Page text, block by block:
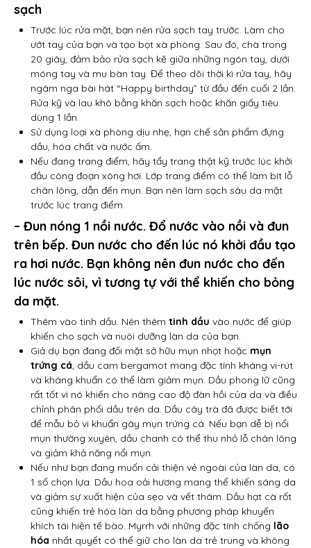
sạch
Trước lúc rửa mặt, bạn nên rửa sạch tay trước. Làm cho
ướt tay của bạn và tạo bọt xà phòng. Sau đó, chà trong
20 giây, đảm bảo rửa sạch kẽ giữa những ngón tay, dưới
móng tay và mu bàn tay. Để theo dõi thời kì rửa tay, hãy
ngâm nga bài hát “Happy birthday” từ đầu đến cuối 2 lần.
Rửa kỹ và lau khô bằng khăn sạch hoặc khăn giấy tiêu
dùng 1 lần.
Sử dụng loại xà phòng dịu nhẹ, hạn chế sản phẩm đựng
dầu, hóa chất và nước ấm.
Nếu đang trang điểm, hãy tẩy trang thật kỹ trước lúc khởi
đầu công đoạn xông hơi. Lớp trang điểm có thể làm bít lỗ
chân lông, dẫn đến mụn. Bạn nên làm sạch sâu da mặt
trước lúc trang điểm.
– Đun nóng 1 nồi nước. Đổ nước vào nồi và đun
trên bếp. Đun nước cho đến lúc nó khởi đầu tạo
ra hơi nước. Bạn không nên đun nước cho đến
lúc nước sôi, vì tương tự với thể khiến cho bỏng
da mặt.
Thêm vào tinh dầu. Nên thêm tinh dầu vào nước để giúp
khiến cho sạch và nuôi dưỡng làn da của bạn.
Giả dụ bạn đang đối mặt sở hữu mụn nhọt hoặc mụn
trứng cá, dầu cam bergamot mang đặc tính kháng vi-rút
và kháng khuẩn có thể làm giảm mụn. Dầu phong lữ cũng
rất tốt vì nó khiến cho nâng cao độ đàn hồi của da và điều
chỉnh phân phối dầu trên da. Dầu cây trà đã được biết tới
để mẫu bỏ vi khuẩn gây mụn trứng cá. Nếu bạn dễ bị nổi
mụn thường xuyên, dầu chanh có thể thu nhỏ lỗ chân lông
và giảm khả năng nổi mụn.
Nếu như bạn đang muốn cải thiện vẻ ngoài của làn da, có
1 số chọn lựa. Dầu hoa oải hương mang thể khiến sáng da
và giảm sự xuất hiện của sẹo và vết thâm. Dầu hạt cà rốt
cũng khiến trẻ hóa làn da bằng phương pháp khuyến
khích tái hiện tế bào. Myrrh với những đặc tính chống lão
hóa nhất quyết có thể giữ cho làn da trẻ trung và không